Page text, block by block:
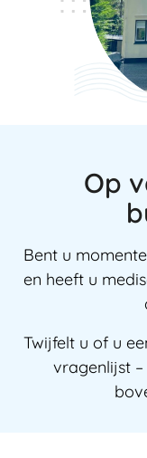
Op
Bent u
en heeft u
Twijfelt u of u
vragenlijst